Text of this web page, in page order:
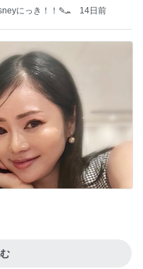
高校生Dヲタ Ꭰ-ᎮꭵꭹꭴのDisneyにっき！！✎ܚ 14日前